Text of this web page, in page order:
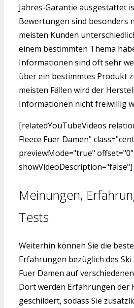
Jahres-Garantie ausgestattet
Bewertungen sind besonders
meisten Kunden
einem bestimmten Thema
Informationen sind oft sehr
über ein bestimmtes Produkt
meisten Fällen wird der
Informationen nicht freiwillig
[relatedYouTubeVideos
Fleece Fuer Damen"
previewMode="true" offset="0"
showVideoDescription="false"]
Meinungen,
Tests
Weiterhin können Sie die
Erfahrungen bezüglich des Ski
Fuer Damen auf
Dort werden Erfahrungen der
geschildert, sodass Sie